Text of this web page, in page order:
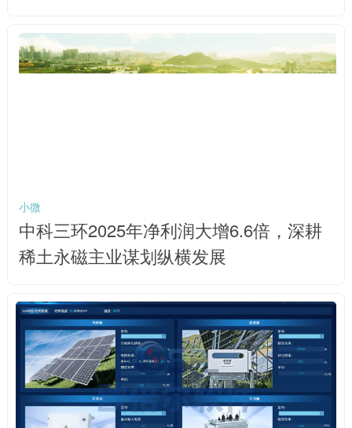
小微
中科三环2025年净利润大增6.6倍，深耕
稀土永磁主业谋划纵横发展